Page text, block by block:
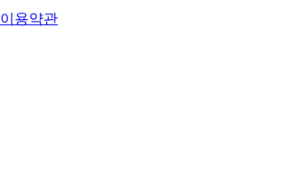
이용약관